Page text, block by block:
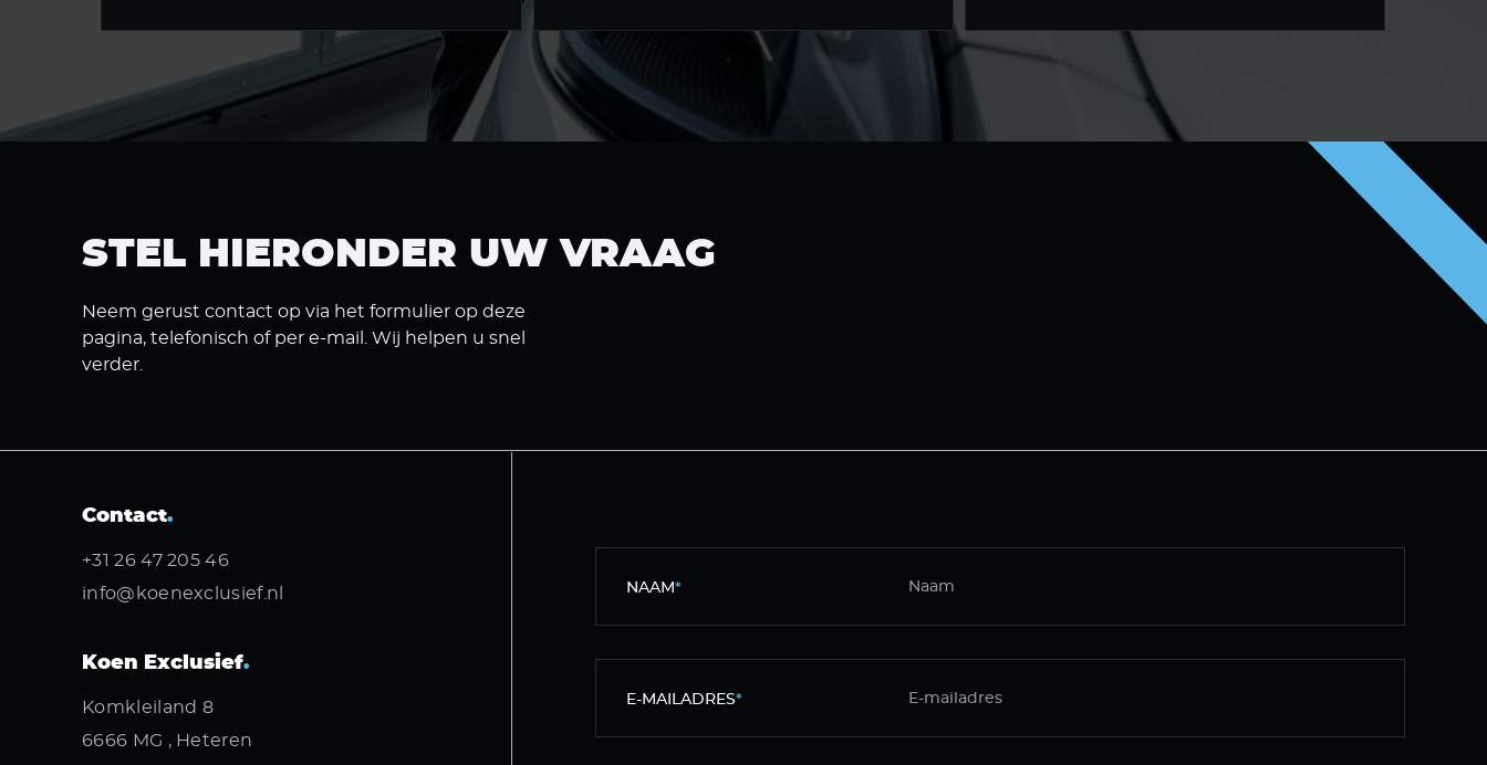
STEL HIERONDER UW VRAAG
Neem gerust contact op via het formulier op deze
pagina, telefonisch of per e-mail. Wij helpen u snel
verder.
NAAM*
E-MAILADRES*
Contact.
+31 26 47 205 46
info@koenexclusief.nl
Koen Exclusief.
Komkleiland 8
6666 MG , Heteren